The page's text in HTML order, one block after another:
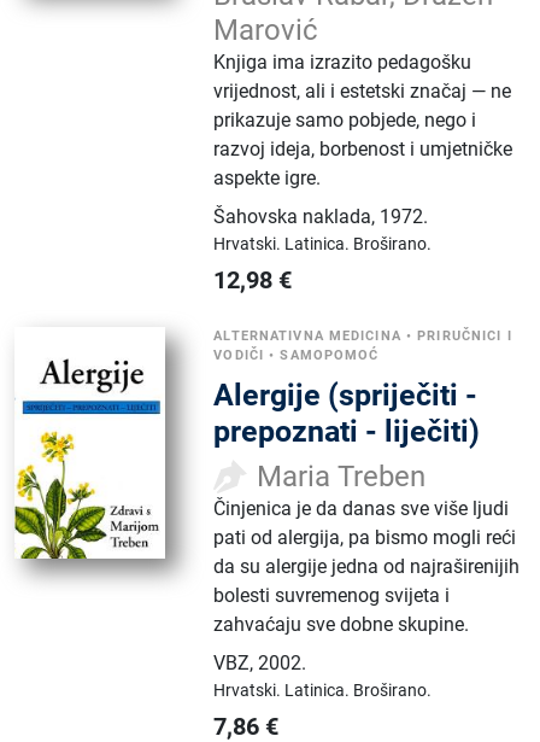
Marović
Knjiga ima izrazito pedagošku
vrijednost, ali i estetski značaj — ne
prikazuje samo pobjede, nego i
razvoj ideja, borbenost i umjetničke
aspekte igre.
Šahovska naklada, 1972.
Hrvatski. Latinica. Broširano.
12,98 €
ALTERNATIVNA MEDICINA •PRIRUČNICI I
VODIČI •SAMOPOMOĆ
Alergije (spriječiti -
prepoznati - liječiti)
Maria Treben
Činjenica je da danas sve više ljudi
pati od alergija, pa bismo mogli reći
da su alergije jedna od najraširenijih
bolesti suvremenog svijeta i
zahvaćaju sve dobne skupine.
VBZ,2002.
Hrvatski. Latinica. Broširano.
7,86 €